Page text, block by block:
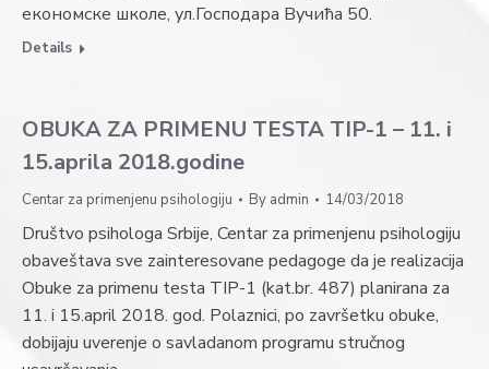
економске школе, ул.Господара Вучића 50.
Details
OBUKA ZA PRIMENU TESTA TIP-1 – 11. i
15.aprila 2018.godine
Centar za primenjenu psihologiju By admin 14/03/2018
Društvo psihologa Srbije, Centar za primenjenu psihologiju
obaveštava sve zainteresovane pedagoge da je realizacija
Obuke za primenu testa TIP-1 (kat.br. 487) planirana za
11. i 15.april 2018. god. Polaznici, po završetku obuke,
dobijaju uverenje o savladanom programu stručnog